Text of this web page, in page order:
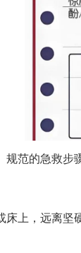
范的急救步
上，远离